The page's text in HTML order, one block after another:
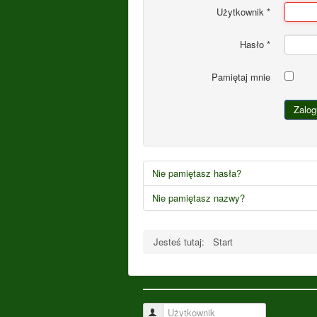
Użytkownik *
Hasło *
Pamiętaj mnie
Nie pamiętasz hasła?
Nie pamiętasz nazwy?
Jesteś tutaj: Start
Użytkownik